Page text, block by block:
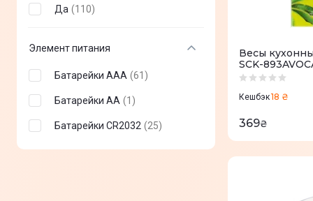
Да (110)
Элемент питания
Батарейки AAA (61 )
Батарейки AA (1 )
Батарейки CR2032 (25)
Весы
SCK-
Кешбэк18 ₴
369₴